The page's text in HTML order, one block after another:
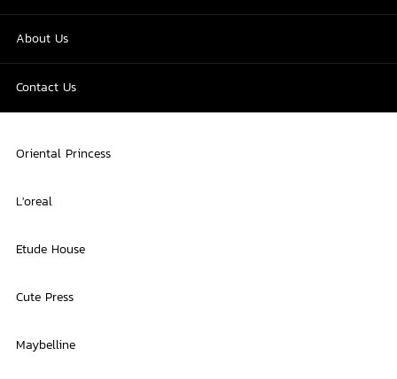
About Us
Contact Us
Oriental Princess
L'oreal
Etude House
Cute Press
Maybelline